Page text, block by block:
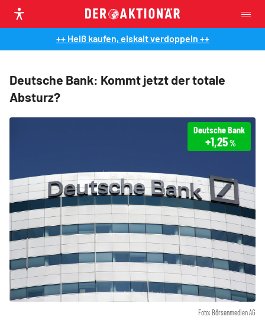
++ Heiß kaufen, eiskalt verdoppeln ++
Deutsche Bank: Kommt jetzt der totale
Absturz?
Foto: Börsenmedien AG
Deutsche Bank
+1,25 %